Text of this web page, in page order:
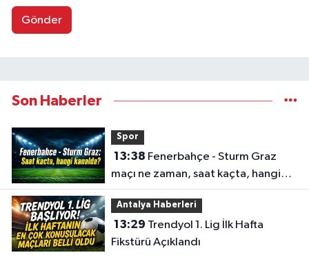
Gönder
Son Haberler
Spor
13:38
maçı ne zaman, saat kaçta, hangi
kanalda?
Antalya Haberleri
13:29
Fikstürü Açıklandı